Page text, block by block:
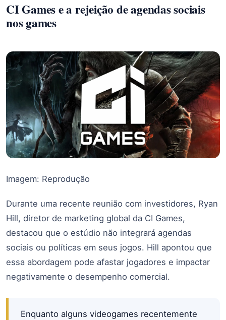
CI Games e a rejeição de agendas sociais
nos games
Imagem: Reprodução
Durante uma recente reunião com investidores, Ryan
Hill, diretor de marketing global da CI Games,
destacou que o estúdio não integrará agendas
sociais ou políticas em seus jogos. Hill apontou que
essa abordagem pode afastar jogadores e impactar
negativamente o desempenho comercial.
Enquanto alguns videogames recentemente